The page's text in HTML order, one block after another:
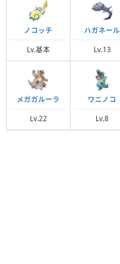
ノコッチ
Lv.基本
ハガネール
Lv.13
メガガルーラ
Lv.22
ワニノコ
Lv.8